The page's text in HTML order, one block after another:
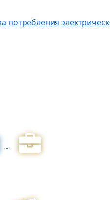
потребления